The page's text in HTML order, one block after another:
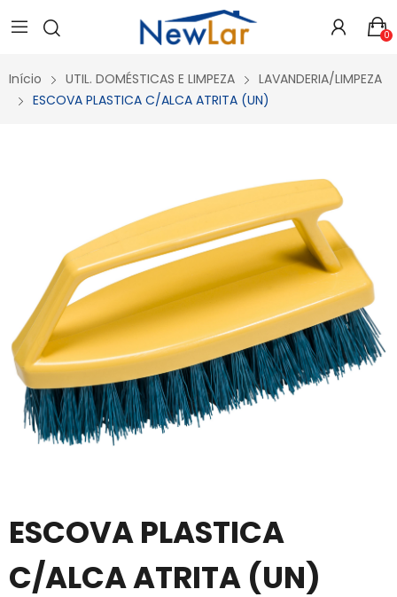
Secure crypto portfolio manager for desktops and mobile -
Visit Ledger Live
- easily manage, stake, and track assets. 0
Início UTIL. DOMÉSTICAS E LIMPEZA
LAVANDERIA/LIMPEZA
ESCOVA PLASTICA C/ALCA ATRITA (UN)
ESCOVA PLASTICA
C/ALCA ATRITA (UN)